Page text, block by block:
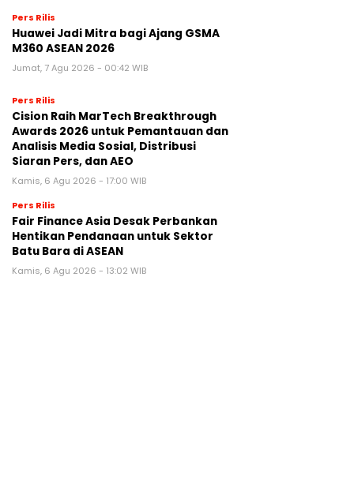
Pers Rilis
Huawei Jadi Mitra bagi Ajang GSMA
M360 ASEAN 2026
Jumat, 7 Agu 2026 - 00:42 WIB
Pers Rilis
Cision Raih MarTech Breakthrough
Awards 2026 untuk Pemantauan dan
Analisis Media Sosial, Distribusi
Siaran Pers, dan AEO
Kamis, 6 Agu 2026 - 17:00 WIB
Pers Rilis
Fair Finance Asia Desak Perbankan
Hentikan Pendanaan untuk Sektor
Batu Bara di ASEAN
Kamis, 6 Agu 2026 - 13:02 WIB